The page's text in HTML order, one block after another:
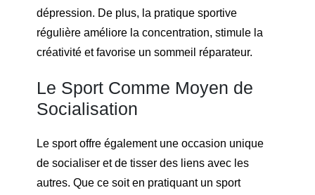
dépression. De plus, la pratique sportive
régulière améliore la concentration, stimule la
créativité et favorise un sommeil réparateur.
Le Sport Comme Moyen de
Socialisation
Le sport offre également une occasion unique
de socialiser et de tisser des liens avec les
autres. Que ce soit en pratiquant un sport